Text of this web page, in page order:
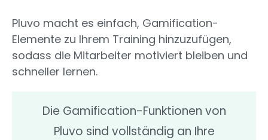
Pluvo macht es einfach, Gamification-
Elemente zu Ihrem Training hinzuzufügen,
sodass die Mitarbeiter motiviert bleiben und
schneller lernen.
Die Gamification-Funktionen von
Pluvo sind vollständig an Ihre